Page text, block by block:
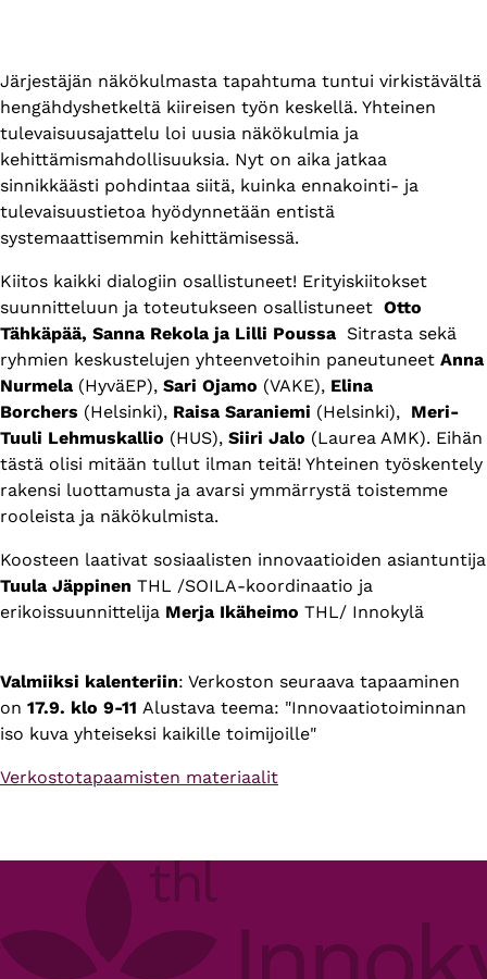
Järjestäjän näkökulmasta tapahtuma tuntui virkistävältä
hengähdyshetkeltä kiireisen työn keskellä. Yhteinen
tulevaisuusajattelu loi uusia näkökulmia ja
kehittämismahdollisuuksia. Nyt on aika jatkaa
sinnikkäästi pohdintaa siitä, kuinka ennakointi- ja
tulevaisuustietoa hyödynnetään entistä
systemaattisemmin kehittämisessä.
Kiitos kaikki dialogiin osallistuneet! Erityiskiitokset
suunnitteluun ja toteutukseen osallistuneet Otto
Tähkäpää, Sanna Rekola ja Lilli Poussa Sitrasta sekä
ryhmien keskustelujen yhteenvetoihin paneutuneet Anna
Nurmela (HyväEP), Sari Ojamo (VAKE), Elina
Borchers (Helsinki), Raisa Saraniemi (Helsinki), Meri-
Tuuli Lehmuskallio (HUS), Siiri Jalo (Laurea AMK). Eihän
tästä olisi mitään tullut ilman teitä! Yhteinen työskentely
rakensi luottamusta ja avarsi ymmärrystä toistemme
rooleista ja näkökulmista.
Koosteen laativat sosiaalisten innovaatioiden asiantuntija
Tuula Jäppinen THL /SOILA-koordinaatio ja
erikoissuunnittelija Merja Ikäheimo THL/ Innokylä
Valmiiksi kalenteriin: Verkoston seuraava tapaaminen
on 17.9. klo 9-11 Alustava teema: "Innovaatiotoiminnan
iso kuva yhteiseksi kaikille toimijoille"
Verkostotapaamisten materiaalit